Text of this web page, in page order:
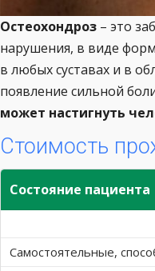
Остеохондроз – это
нарушения, в виде
в любых суставах и в
появление сильной
может настигнуть
Стоимость
Состояние пациента
Самостоятельные,